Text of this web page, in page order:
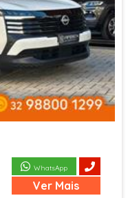
WhatsApp
Ver Mais